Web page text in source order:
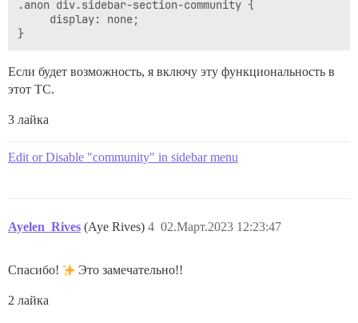
.anon div.sidebar-section-community {
     display: none;
Если будет возможность, я включу эту функциональность в
этот TC.
3 лайка
Edit or Disable "community" in sidebar menu
Ayelen_Rives (Aye Rives) 02.Март.2023 12:23:47
4
Спасибо! Это замечательно!!
2 лайка